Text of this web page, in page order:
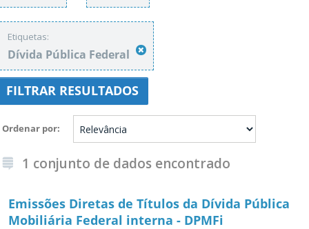
Etiquetas:
Dívida Pública Federal
FILTRAR RESULTADOS
Ordenar por
1 conjunto de dados encontrado
Emissões Diretas de Títulos da Dívida Pública
Mobiliária Federal interna - DPMFi